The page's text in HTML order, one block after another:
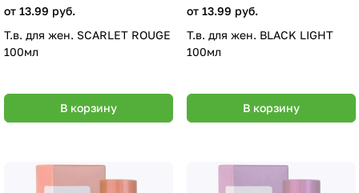
от 13.99 руб.
Т.в. для жен. SCARLET ROUGE
100мл
В корзину
от 13.99 руб.
Т.в. для жен. BLACK LIGHT
100мл
В корзину